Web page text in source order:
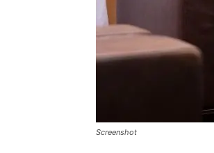
Screenshot